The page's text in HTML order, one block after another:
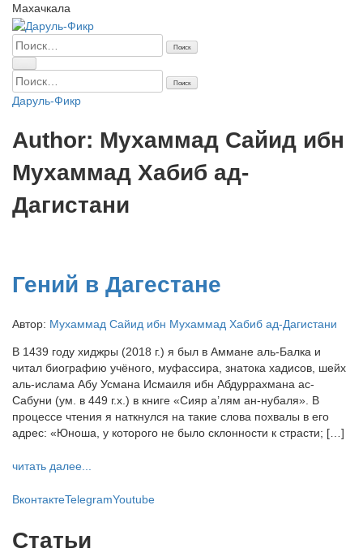
Махачкала
Найти:
Найти:
Даруль-Фикр
Author: Мухаммад Сайид ибн
Мухаммад Хабиб ад-
Дагистани
Гений в Дагестане
Автор: Мухаммад Сайид ибн Мухаммад Хабиб ад-Дагистани
В 1439 году хиджры (2018 г.) я был в Аммане аль-Балка и
читал биографию учёного, муфассира, знатока хадисов, шейх
аль-ислама Абу Усмана Исмаиля ибн Абдуррахмана ас-
Сабуни (ум. в 449 г.х.) в книге «Сияр а’лям ан-нубаля». В
процессе чтения я наткнулся на такие слова похвалы в его
адрес: «Юноша, у которого не было склонности к страсти; […]
читать далее...
ВконтактеTelegramYoutube
Статьи